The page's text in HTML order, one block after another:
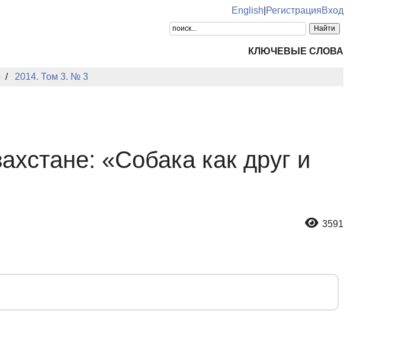
English РегистрацияВход
КЛЮЧЕВЫЕ СЛОВА
2014. Том 3. № 3
«Собака как друг и
3591